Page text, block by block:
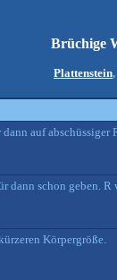
Brüchige
Plattenstein
auf
schon geben.
Körpergröße.